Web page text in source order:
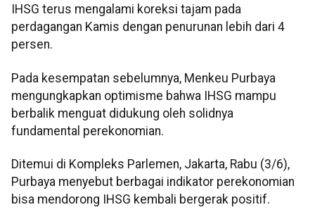
IHSG terus mengalami koreksi tajam pada
perdagangan Kamis dengan penurunan lebih dari 4
persen.
Pada kesempatan sebelumnya, Menkeu Purbaya
mengungkapkan optimisme bahwa IHSG mampu
berbalik menguat didukung oleh solidnya
fundamental perekonomian.
Ditemui di Kompleks Parlemen, Jakarta, Rabu (3/6),
Purbaya menyebut berbagai indikator perekonomian
bisa mendorong IHSG kembali bergerak positif.